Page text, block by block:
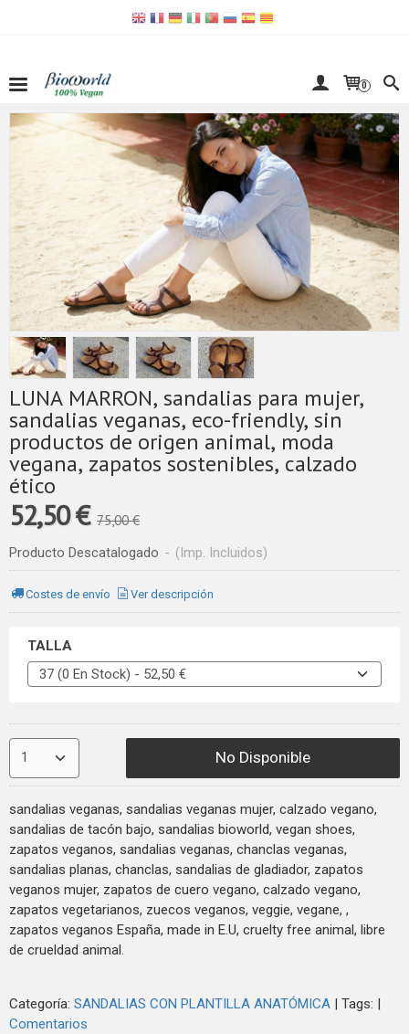
0
LUNA MARRON, sandalias para mujer,
sandalias veganas, eco-friendly, sin
productos de origen animal, moda
vegana, zapatos sostenibles, calzado
ético
52,50 € 75,00 €
Producto Descatalogado - (Imp. Incluidos)
Costes de envío Ver descripción
TALLA
No Disponible
sandalias veganas, sandalias veganas mujer, calzado vegano,
sandalias de tacón bajo, sandalias bioworld, vegan shoes,
zapatos veganos, sandalias veganas, chanclas veganas,
sandalias planas, chanclas, sandalias de gladiador, zapatos
veganos mujer, zapatos de cuero vegano, calzado vegano,
zapatos vegetarianos, zuecos veganos, veggie, vegane, ,
zapatos veganos España, made in E.U, cruelty free animal, libre
de crueldad animal.
Categoría: SANDALIAS CON PLANTILLA ANATÓMICA | Tags: |
Comentarios